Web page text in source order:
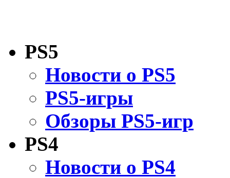
PS5
Новости о PS5
PS5-игры
Обзоры PS5-игр
PS4
Новости о PS4